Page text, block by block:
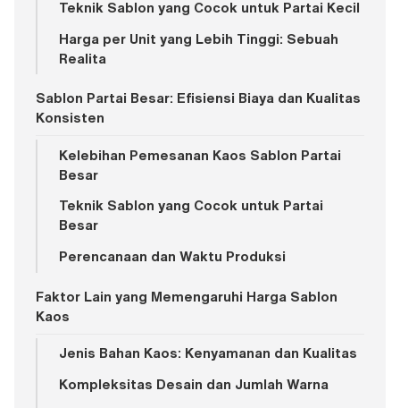
Teknik Sablon yang Cocok untuk Partai Kecil
Harga per Unit yang Lebih Tinggi: Sebuah
Realita
Sablon Partai Besar: Efisiensi Biaya dan Kualitas
Konsisten
Kelebihan Pemesanan Kaos Sablon Partai
Besar
Teknik Sablon yang Cocok untuk Partai
Besar
Perencanaan dan Waktu Produksi
Faktor Lain yang Memengaruhi Harga Sablon
Kaos
Jenis Bahan Kaos: Kenyamanan dan Kualitas
Kompleksitas Desain dan Jumlah Warna